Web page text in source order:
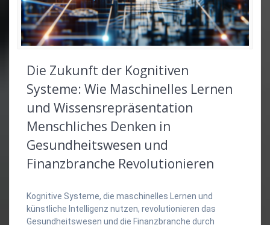
Die Zukunft der Kognitiven
Systeme: Wie Maschinelles Lernen
und Wissensrepräsentation
Menschliches Denken in
Gesundheitswesen und
Finanzbranche Revolutionieren
Kognitive Systeme, die maschinelles Lernen und
künstliche Intelligenz nutzen, revolutionieren das
Gesundheitswesen und die Finanzbranche durch